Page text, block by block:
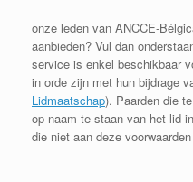
onze leden van ANCCE-
aanbieden? Vul dan
service is enkel beschikbaar
in orde zijn met hun bijdrage
Lidmaatschap). Paarden die
op naam te staan van het lid
die niet aan deze